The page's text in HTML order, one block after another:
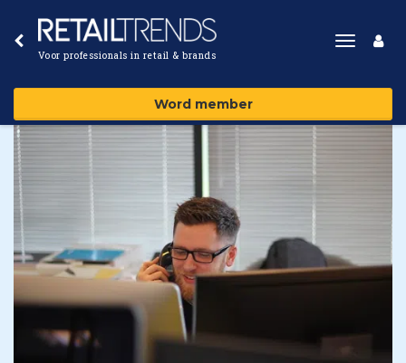
Voor professionals in retail & brands
Toggle
Word member